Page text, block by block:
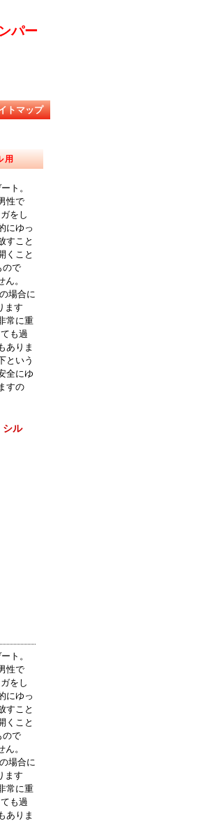
パー
トマップ
ト。
性で
をし
にゆっ
すこと
くこと
ので
。
場合に
ます
常に重
も過
ありま
という
全にゆ
すの
シル
ト。
性で
をし
にゆっ
すこと
くこと
ので
。
場合に
ます
常に重
も過
ありま